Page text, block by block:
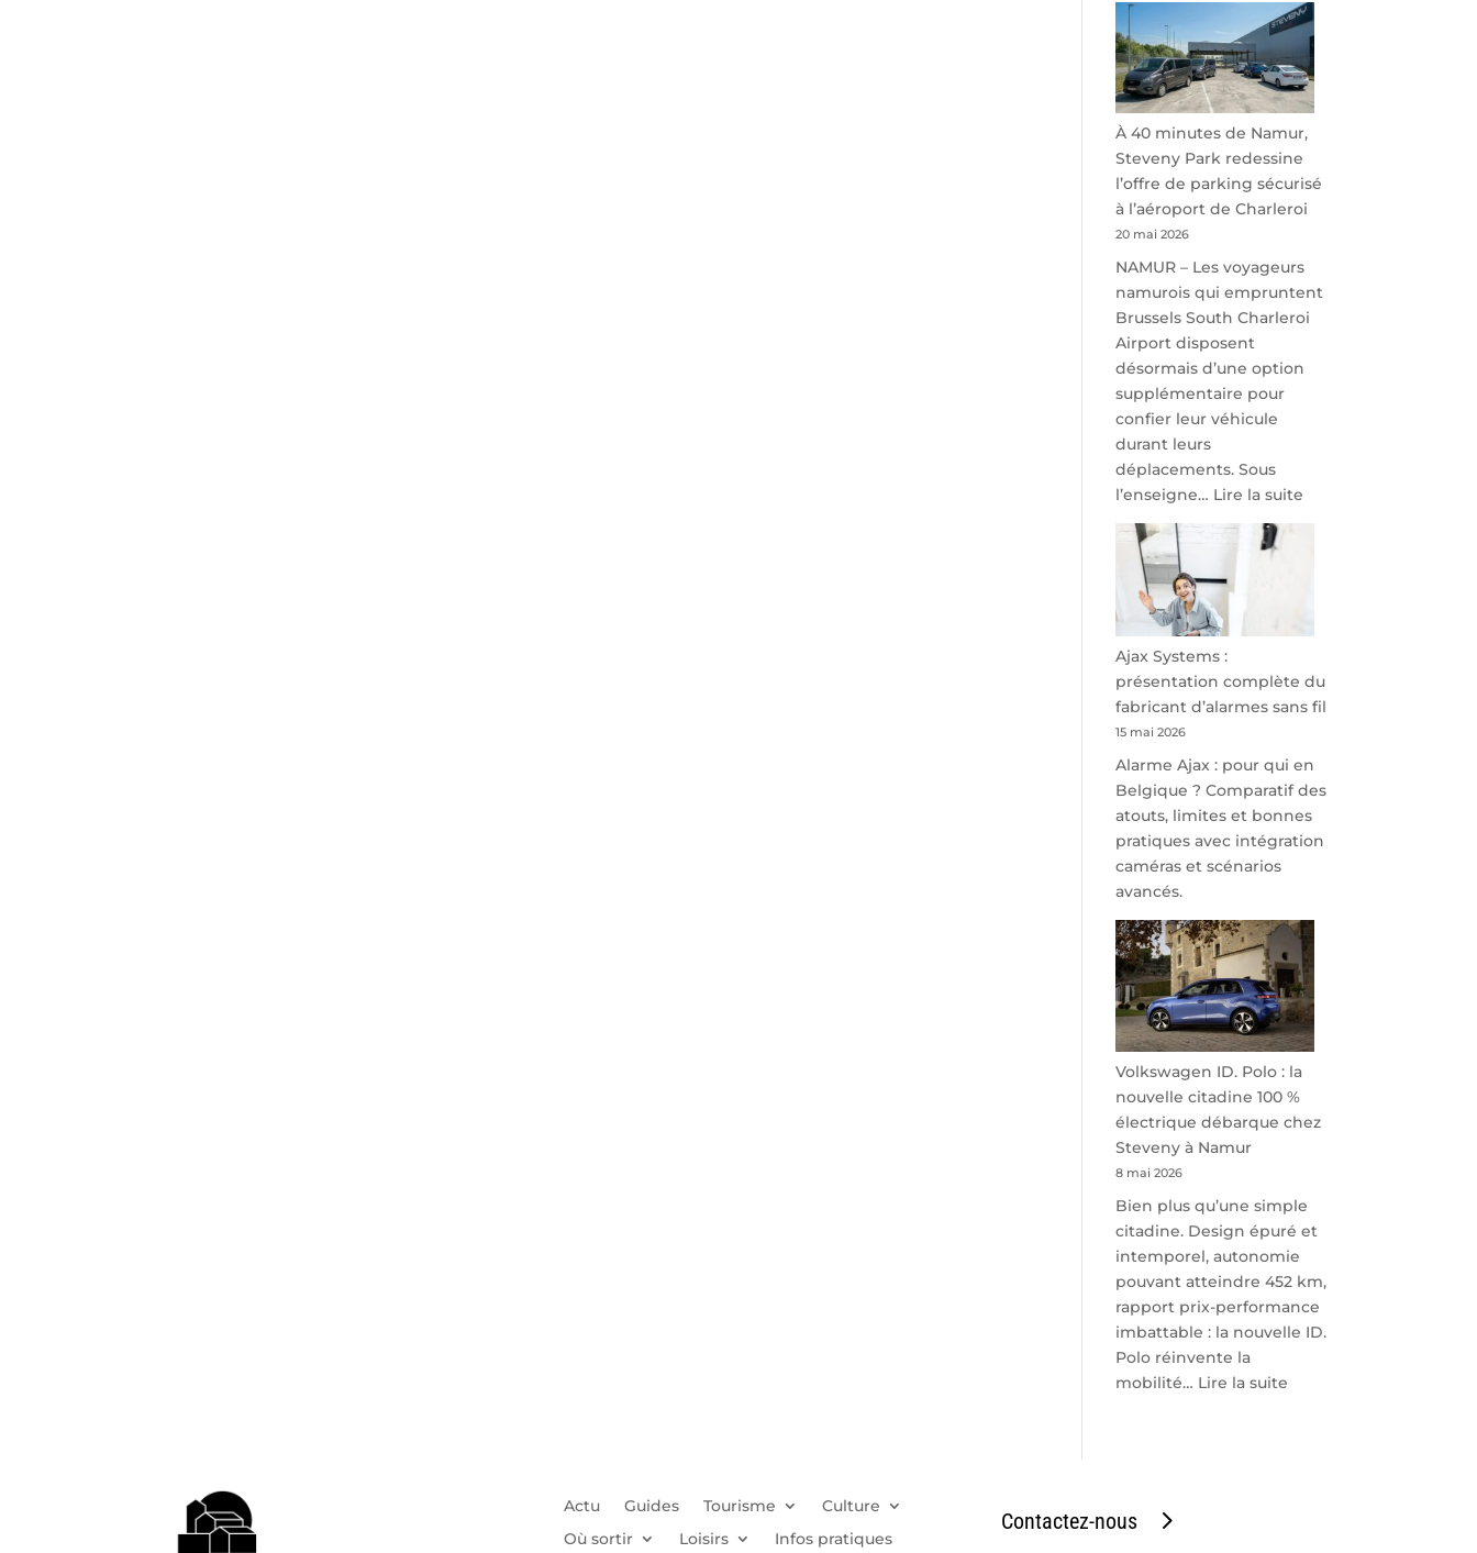
À 40 minutes de Namur,
Steveny Park redessine
l’offre de parking sécurisé
à l’aéroport de Charleroi
20 mai 2026
NAMUR – Les voyageurs
namurois qui empruntent
Brussels South Charleroi
Airport disposent
désormais d’une option
supplémentaire pour
confier leur véhicule
durant leurs
déplacements. Sous
l’enseigne… Lire la suite
Park
redessine
parking
sécurisé
à
l’aéroport
Ajax Systems :
présentation complète du
fabricant d’alarmes sans fil
15 mai 2026
Alarme Ajax : pour qui en
Belgique ? Comparatif des
atouts, limites et bonnes
pratiques avec intégration
caméras et scénarios
avancés.
Volkswagen ID. Polo : la
nouvelle citadine 100 %
électrique débarque chez
Steveny à Namur
8 mai 2026
Bien plus qu’une simple
citadine. Design épuré et
intemporel, autonomie
pouvant atteindre 452 km,
rapport prix-performance
imbattable : la nouvelle ID.
Polo réinvente la
mobilité… Lire la suite
Actu Guides Tourisme
Culture
Où sortir
Loisirs Infos pratiques
Contactez-nous